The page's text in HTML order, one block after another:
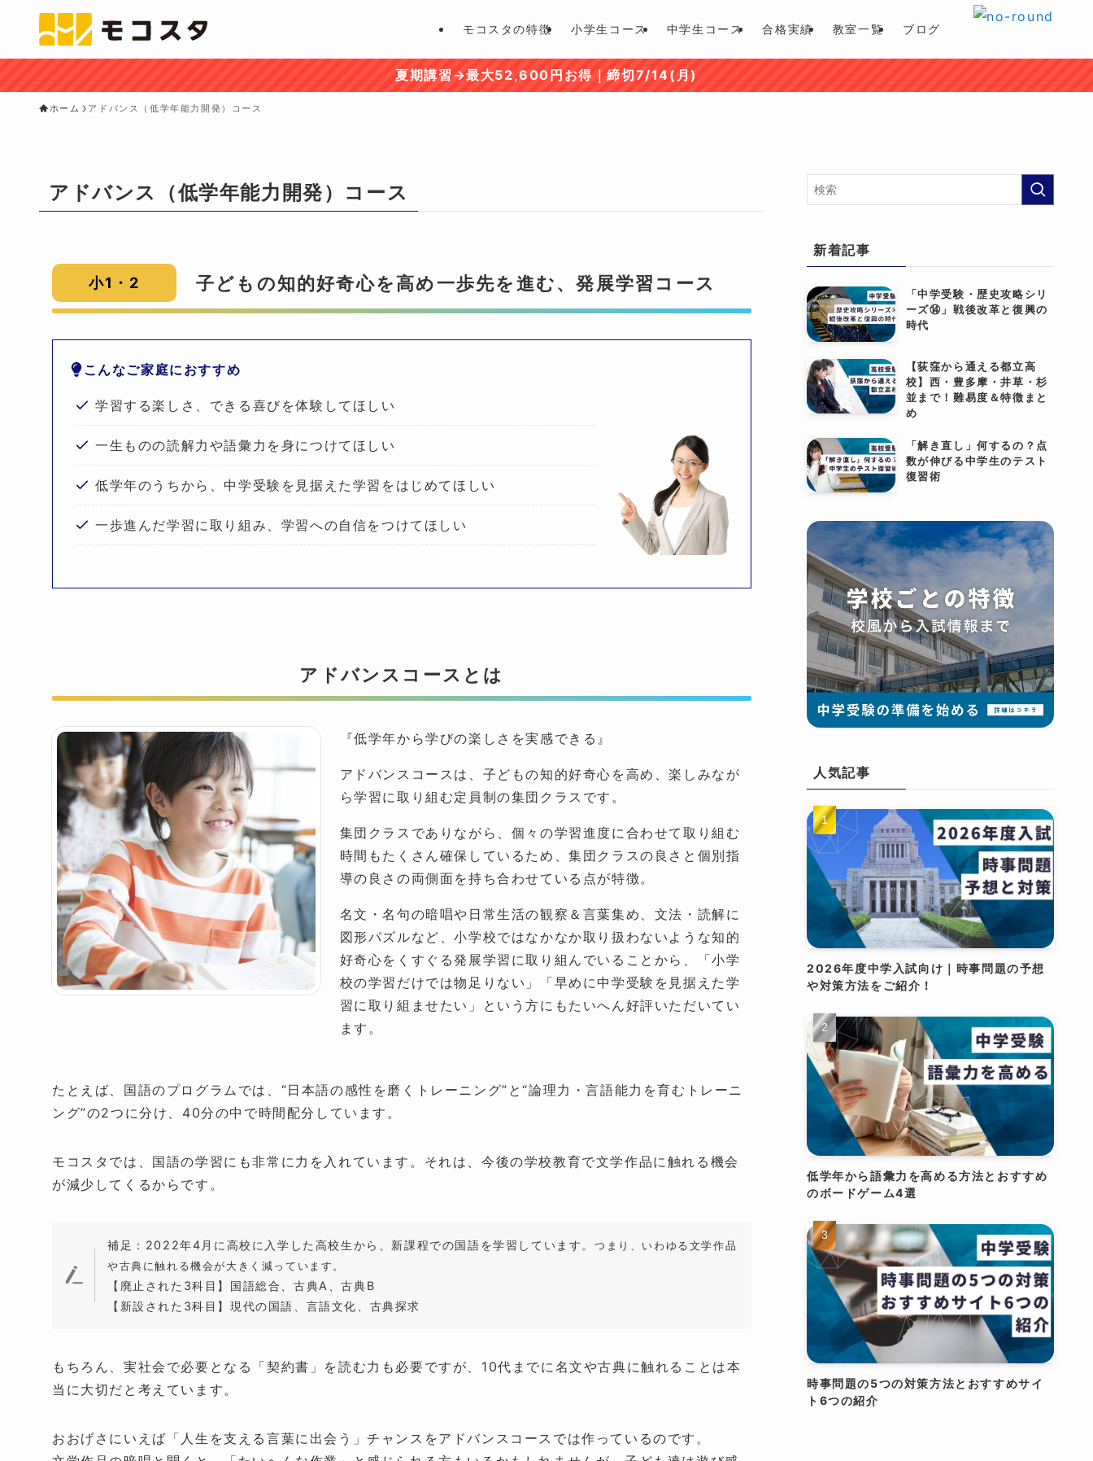
モコスタの特徴 小学生コース 中学生コース 合格実績 教室一覧 ブログ
夏期講習→最大52,600円お得｜締切7/14(月)
ホーム アドバンス（低学年能力開発）コース
アドバンス（低学年能力開発）コース
小1・2 子どもの知的好奇心を高め一歩先を進む、発展学習コース
こんなご家庭におすすめ
学習する楽しさ、できる喜びを体験してほしい
一生ものの読解力や語彙力を身につけてほしい
低学年のうちから、中学受験を見据えた学習をはじめてほしい
一歩進んだ学習に取り組み、学習への自信をつけてほしい
アドバンスコースとは
『低学年から学びの楽しさを実感できる』
アドバンスコースは、子どもの知的好奇心を高め、楽しみなが
ら学習に取り組む定員制の集団クラスです。
集団クラスでありながら、個々の学習進度に合わせて取り組む
時間もたくさん確保しているため、集団クラスの良さと個別指
導の良さの両側面を持ち合わせている点が特徴。
名文・名句の暗唱や日常生活の観察＆言葉集め、文法・読解に
図形パズルなど、小学校ではなかなか取り扱わないような知的
好奇心をくすぐる発展学習に取り組んでいることから、「小学
校の学習だけでは物足りない」「早めに中学受験を見据えた学
習に取り組ませたい」という方にもたいへん好評いただいてい
ます。
たとえば、国語のプログラムでは、“日本語の感性を磨くトレーニング”と“論理力・言語能力を育むトレーニ
ング”の2つに分け、40分の中で時間配分しています。
モコスタでは、国語の学習にも非常に力を入れています。それは、今後の学校教育で文学作品に触れる機会
が減少してくるからです。
補足：2022年4月に高校に入学した高校生から、新課程での国語を学習しています。 つまり、いわゆる文学作品
や古典に触れる機会が大きく減っています。
【廃止された3科目】国語総合、古典A、古典B
【新設された3科目】現代の国語、言語文化、古典探求
もちろん、実社会で必要となる「契約書」を読む力も必要ですが、10代までに名文や古典に触れることは本
当に大切だと考えています。
おおげさにいえば「人生を支える言葉に出会う」チャンスをアドバンスコースでは作っているのです。
新着記事
「中学受験・歴史攻略シリ
ーズ⑭」戦後改革と復興の
時代
【荻窪から通える都立高
校】西・豊多摩・井草・杉
並まで！難易度＆特徴まと
め
「解き直し」何するの？点
数が伸びる中学生のテスト
復習術
人気記事
2026年度中学入試向け｜時事問題の予想
や対策方法をご紹介！
低学年から語彙力を高める方法とおすすめ
のボードゲーム4選
時事問題の5つの対策方法とおすすめサイ
ト6つの紹介